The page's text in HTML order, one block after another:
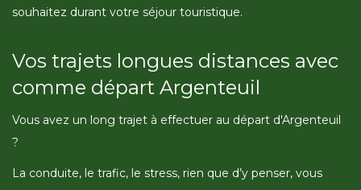
souhaitez durant votre séjour touristique.
Vos trajets longues distances avec
comme départ Argenteuil
Vous avez un long trajet à effectuer au départ d'Argenteuil
?
La conduite, le trafic, le stress, rien que d’y penser, vous